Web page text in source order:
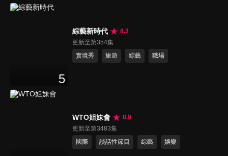
5
綜藝新時代
8.3
更新至第354集
實境秀
旅遊 綜藝 職場
WTO姐妹會
8.9
更新至第3483集
國際
談話性節目 綜藝 娛樂